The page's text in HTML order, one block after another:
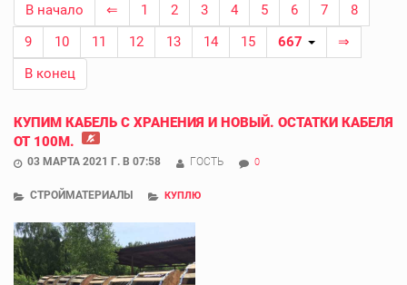
В начало ⇐ 1 2 3 4 5 6 7
8
9
10 11 12 13 14 15 667
⇒
В конец
КУПИМ КАБЕЛЬ С ХРАНЕНИЯ И НОВЫЙ. ОСТАТКИ КАБЕЛЯ
ОТ 100М.
03 МАРТА 2021 Г. В 07:58 ГОСТЬ 0
СТРОЙМАТЕРИАЛЫ КУПЛЮ